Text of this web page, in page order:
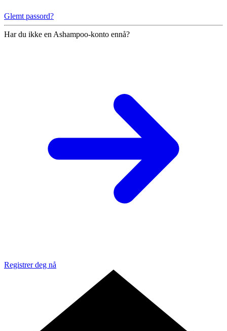
Glemt passord?
Har du ikke en Ashampoo-konto ennå?
Registrer deg nå